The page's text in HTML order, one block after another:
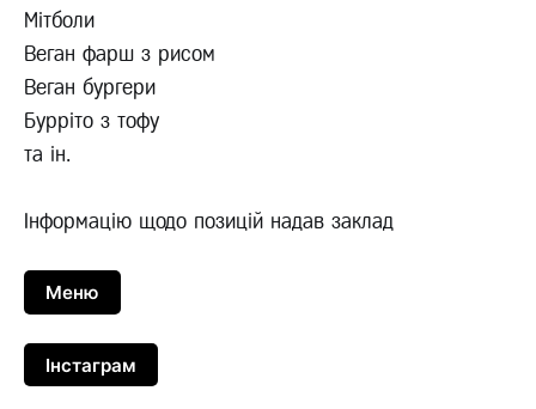
Мітболи
Веган фарш з рисом
Веган бургери
Бурріто з тофу
та ін.
Інформацію щодо позицій надав заклад
Меню
Інстаграм